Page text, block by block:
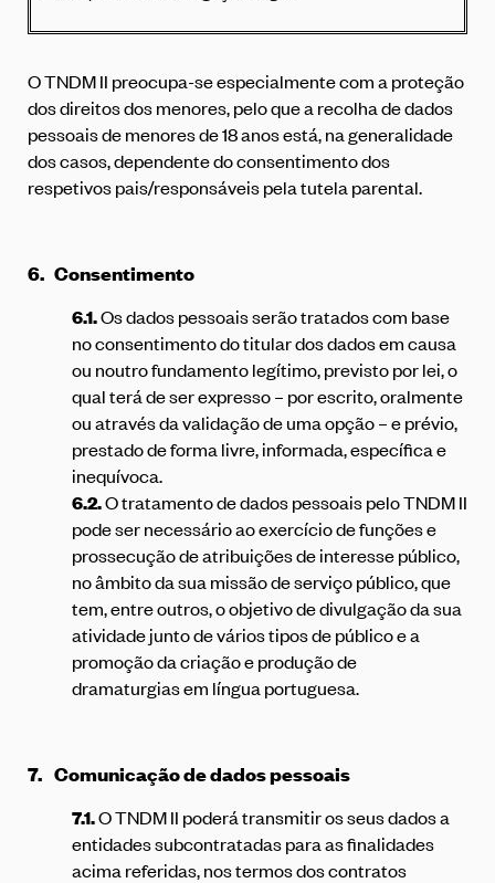
O TNDM II preocupa-se especialmente com a proteção
dos direitos dos menores, pelo que a recolha de dados
pessoais de menores de 18 anos está, na generalidade
dos casos, dependente do consentimento dos
respetivos pais/responsáveis pela tutela parental.
6. Consentimento
6.1.Os dados pessoais serão tratados com base
no consentimento do titular dos dados em causa
ou noutro fundamento legítimo, previsto por lei, o
qual terá de ser expresso – por escrito, oralmente
ou através da validação de uma opção – e prévio,
prestado de forma livre, informada, específica e
inequívoca.
6.2.O tratamento de dados pessoais pelo TNDM II
pode ser necessário ao exercício de funções e
prossecução de atribuições de interesse público,
no âmbito da sua missão de serviço público, que
tem, entre outros, o objetivo de divulgação da sua
atividade junto de vários tipos de público e a
promoção da criação e produção de
dramaturgias em língua portuguesa.
7. Comunicação de dados pessoais
7.1.O TNDM II poderá transmitir os seus dados a
entidades subcontratadas para as finalidades
acima referidas, nos termos dos contratos